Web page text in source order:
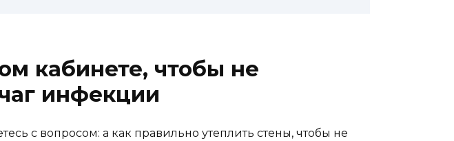
кабинете, чтобы не
инфекции
с вопросом: а как правильно утеплить стены, чтобы не